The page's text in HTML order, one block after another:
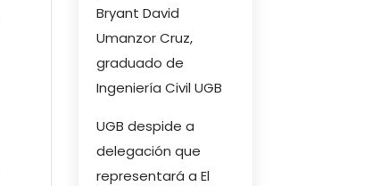
Bryant David
Umanzor Cruz,
graduado de
Ingeniería Civil UGB
UGB despide a
delegación que
representará a El